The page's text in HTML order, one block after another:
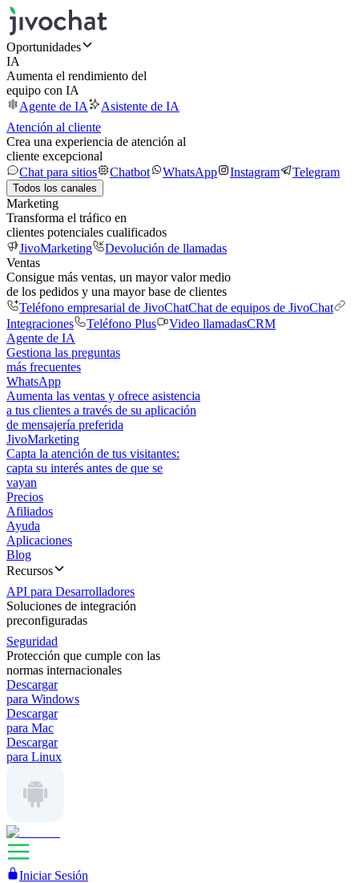
Oportunidades
IA
Aumenta el rendimiento del
equipo con IA
Agente de IA
Asistente de IA
Atención al cliente
Crea una experiencia de atención al
cliente excepcional
Chat para sitios
Chatbot WhatsApp Instagram Telegram
Todos los canales
Marketing
Transforma el tráfico en
clientes potenciales cualificados
JivoMarketing
Devolución de llamadas
Ventas
Consigue más ventas, un mayor valor medio
de los pedidos y una mayor base de clientes
Teléfono empresarial de JivoChatChat de equipos de JivoChat
Integraciones
Teléfono Plus Video llamadasCRM
Agente de IA
Gestiona las preguntas
más frecuentes
WhatsApp
Aumenta las ventas y ofrece asistencia
a tus clientes a través de su aplicación
de mensajería preferida
JivoMarketing
Capta la atención de tus visitantes:
capta su interés antes de que se
vayan
Precios
Afiliados
Ayuda
Aplicaciones
Blog
Recursos
API para Desarrolladores
Soluciones de integración
preconfiguradas
Seguridad
Protección que cumple con las
normas internacionales
Descargar
para Windows
Descargar
para Mac
Descargar
para Linux
Iniciar Sesión